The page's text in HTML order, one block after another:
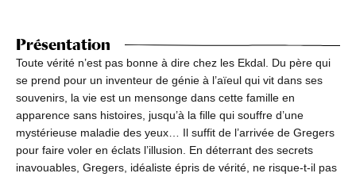
Présentation
Toute vérité n’est pas bonne à dire chez les Ekdal. Du père qui
se prend pour un inventeur de génie à l’aïeul qui vit dans ses
souvenirs, la vie est un mensonge dans cette famille en
apparence sans histoires, jusqu’à la fille qui souffre d’une
mystérieuse maladie des yeux… Il suffit de l’arrivée de Gregers
pour faire voler en éclats l’illusion. En déterrant des secrets
inavouables, Gregers, idéaliste épris de vérité, ne risque-t-il pas